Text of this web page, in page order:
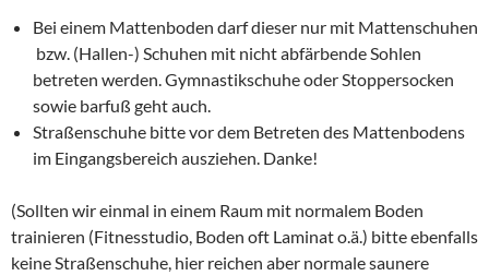
Bei einem Mattenboden darf dieser nur mit Mattenschuhen
bzw. (Hallen-) Schuhen mit nicht abfärbende Sohlen
betreten werden. Gymnastikschuhe oder Stoppersocken
sowie barfuß geht auch.
Straßenschuhe bitte vor dem Betreten des Mattenbodens
im Eingangsbereich ausziehen. Danke!
(Sollten wir einmal in einem Raum mit normalem Boden
trainieren (Fitnesstudio, Boden oft Laminat o.ä.) bitte ebenfalls
keine Straßenschuhe, hier reichen aber normale saunere